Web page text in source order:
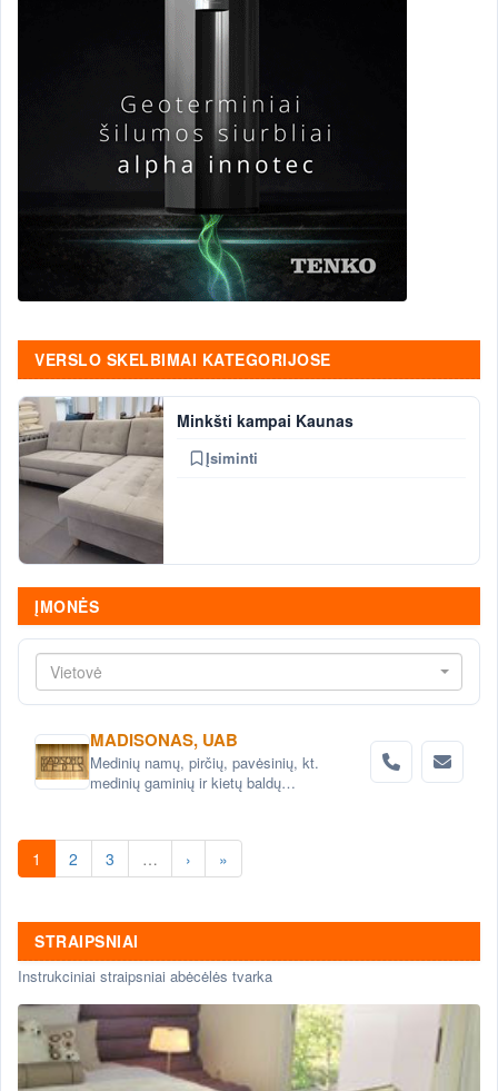
VERSLO SKELBIMAI KATEGORIJOSE
Minkšti kampai Kaunas
Įsiminti
ĮMONĖS
Vietovė
MADISONAS, UAB
Medinių namų, pirčių, pavėsinių, kt.
medinių gaminių ir kietų baldų
1 2 3 … › »
STRAIPSNIAI
Instrukciniai straipsniai abėcėlės tvarka